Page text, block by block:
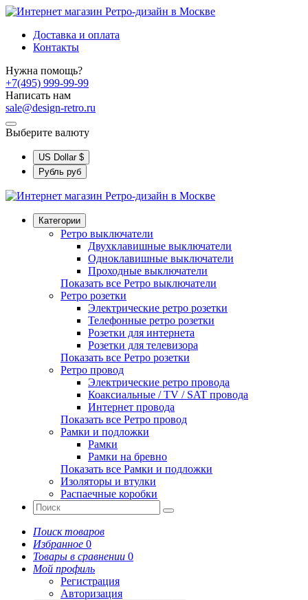
Доставка и оплата
Контакты
Нужна помощь?
+7(495) 999-99-99
Написать нам
sale@design-retro.ru
Выберите валюту
US Dollar $
Рубль руб
Категории
Ретро выключатели
Двухклавишные выключатели
Одноклавишные выключатели
Проходные выключатели
Показать все Ретро выключатели
Ретро розетки
Электрические ретро розетки
Телефонные ретро розетки
Розетки для интернета
Розетки для телевизора
Показать все Ретро розетки
Ретро провод
Электрические ретро провода
Коаксиальные / TV / SAT провода
Интернет провода
Показать все Ретро провод
Рамки и подложки
Рамки
Рамки на бревно
Показать все Рамки и подложки
Изоляторы и втулки
Распаечные коробки
Поиск товаров
Избранное 0
Товары в сравнении 0
Мой профиль
Регистрация
Авторизация